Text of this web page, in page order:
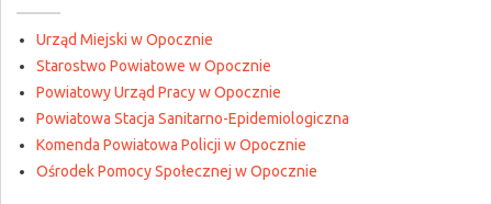
Urząd Miejski w Opocznie
Starostwo Powiatowe w Opocznie
Powiatowy Urząd Pracy w Opocznie
Powiatowa Stacja Sanitarno-Epidemiologiczna
Komenda Powiatowa Policji w Opocznie
Ośrodek Pomocy Społecznej w Opocznie